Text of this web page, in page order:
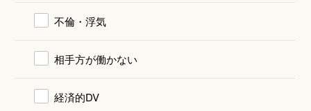
不倫・浮気
相手方が働かない
経済的DV